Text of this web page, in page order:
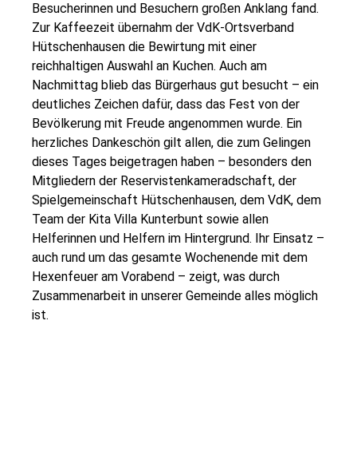
Besucherinnen und Besuchern großen Anklang fand.
Zur Kaffeezeit übernahm der VdK-Ortsverband
Hütschenhausen die Bewirtung mit einer
reichhaltigen Auswahl an Kuchen. Auch am
Nachmittag blieb das Bürgerhaus gut besucht – ein
deutliches Zeichen dafür, dass das Fest von der
Bevölkerung mit Freude angenommen wurde. Ein
herzliches Dankeschön gilt allen, die zum Gelingen
dieses Tages beigetragen haben – besonders den
Mitgliedern der Reservistenkameradschaft, der
Spielgemeinschaft Hütschenhausen, dem VdK, dem
Team der Kita Villa Kunterbunt sowie allen
Helferinnen und Helfern im Hintergrund. Ihr Einsatz –
auch rund um das gesamte Wochenende mit dem
Hexenfeuer am Vorabend – zeigt, was durch
Zusammenarbeit in unserer Gemeinde alles möglich
ist.